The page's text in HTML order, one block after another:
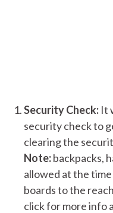
Security Check: It
security check to
clearing the
Note:backpacks,
allowed at the
boards to the
click for more info